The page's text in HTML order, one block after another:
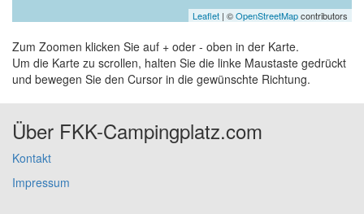
Leaflet | ©OpenStreetMapcontributors
Zum Zoomen klicken Sie auf + oder - oben in der Karte.
Um die Karte zu scrollen, halten Sie die linke Maustaste gedrückt
und bewegen Sie den Cursor in die gewünschte Richtung.
Über FKK-Campingplatz.com
Kontakt
Impressum